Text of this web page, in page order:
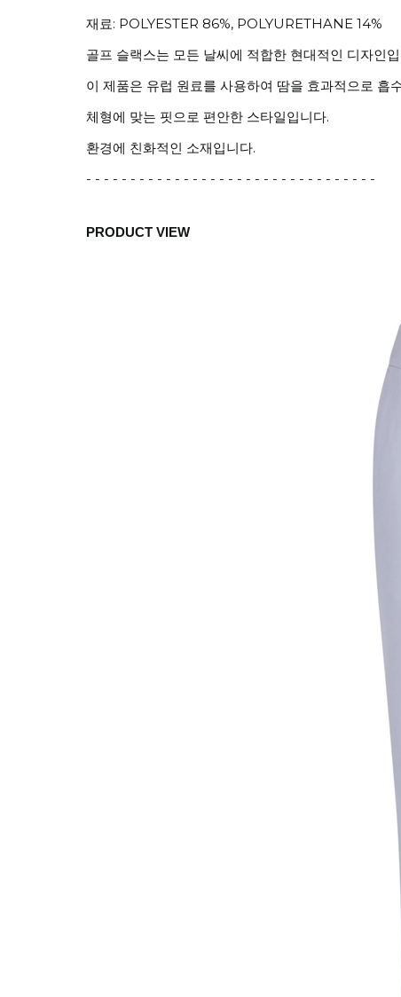
재료: POLYESTER 86%, POLYURETHANE 14%
골프 슬랙스는 모든 날씨에 적합한 현대적인 디자인
이 제품은 유럽 원료를 사용하여 땀을 효과적으로 흡
체형에 맞는 핏으로 편안한 스타일입니다.
환경에 친화적인 소재입니다.
- - - - - - - - - - - - - - - - - - - - - - - - - - - - - - - - -
PRODUCT VIEW